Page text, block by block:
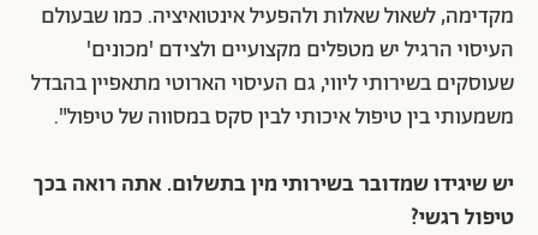
מקדימה, לשאול שאלות ולהפעיל אינטואיציה. כמו שבעולם
העיסוי הרגיל יש מטפלים מקצועיים ולצידם 'מכונים'
שעוסקים בשירותי ליווי, גם העיסוי הארוטי מתאפיין בהבדל
משמעותי בין טיפול איכותי לבין סקס במסווה של טיפול".
יש שיגידו שמדובר בשירותי מין בתשלום. אתה רואה בכך
טיפול רגשי?